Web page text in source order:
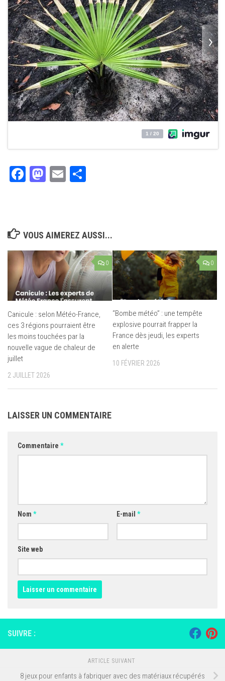
Facebook
Mastodon
Email
VOUS AIMEREZ AUSSI...
0
Canicule : selon Météo-France,
ces 3 régions pourraient être
les moins touchées par la
nouvelle vague de chaleur de
juillet
2 JUILLET 2026
0
“Bombe météo” : une tempête
explosive pourrait frapper la
France dès jeudi, les experts
en alerte
10 FÉVRIER 2026
LAISSER UN COMMENTAIRE
Commentaire *
Nom * E-mail *
Site web
SUIVRE :
ARTICLE SUIVANT
8 jeux pour enfants à fabriquer avec des matériaux récupérés